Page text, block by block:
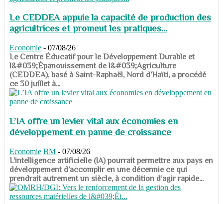
Le CEDDEA appuie la capacité de production des
agricultrices et promeut les pratiques...
Economie - 07/08/26
​​​​​​​Le Centre Éducatif pour le Développement Durable et
l&#039;Épanouissement de l&#039;Agriculture
(CEDDEA), basé à Saint-Raphaël, Nord d’Haïti, a procédé
ce 30 juillet à...
L’IA offre un levier vital aux économies en
développement en panne de croissance
Economie BM - 07/08/26
​​​​​​​L’intelligence artificielle (IA) pourrait permettre aux pays en
développement d’accomplir en une décennie ce qui
prendrait autrement un siècle, à condition d’agir rapide...